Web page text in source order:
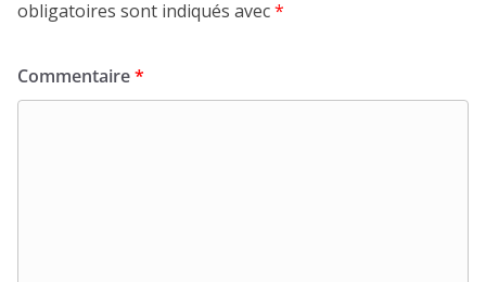
obligatoires sont indiqués avec*
Commentaire*